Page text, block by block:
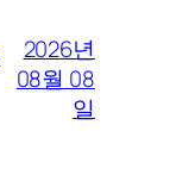
2026년
08월 08
일